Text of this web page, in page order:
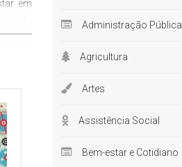
em
e
o
Administração Pública
Agricultura
Artes
Assistência Social
Bem-estar e Cotidiano